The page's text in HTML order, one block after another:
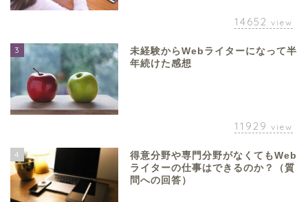
14652 view
3
未経験からWebライターになって半
年続けた感想
11929 view
4
得意分野や専門分野がなくてもWeb
ライターの仕事はできるのか？（質
問への回答）